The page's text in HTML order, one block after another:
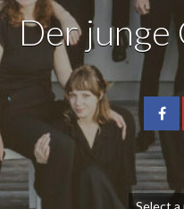
Der junge